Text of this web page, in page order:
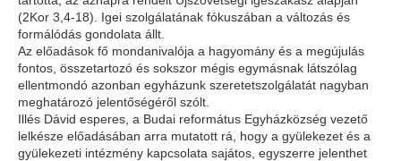
(2Kor 3,4-18). Igei szolgálatának fókuszában a változás és
formálódás gondolata állt.
Az előadások fő mondanivalója a hagyomány és a megújulás
fontos, összetartozó és sokszor mégis egymásnak látszólag
ellentmondó azonban egyházunk szeretetszolgálatát nagyban
meghatározó jelentőségéről szólt.
Illés Dávid esperes, a Budai református Egyházközség vezető
lelkésze előadásában arra mutatott rá, hogy a gyülekezet és a
gyülekezeti intézmény kapcsolata sajátos, egyszerre jelenthet